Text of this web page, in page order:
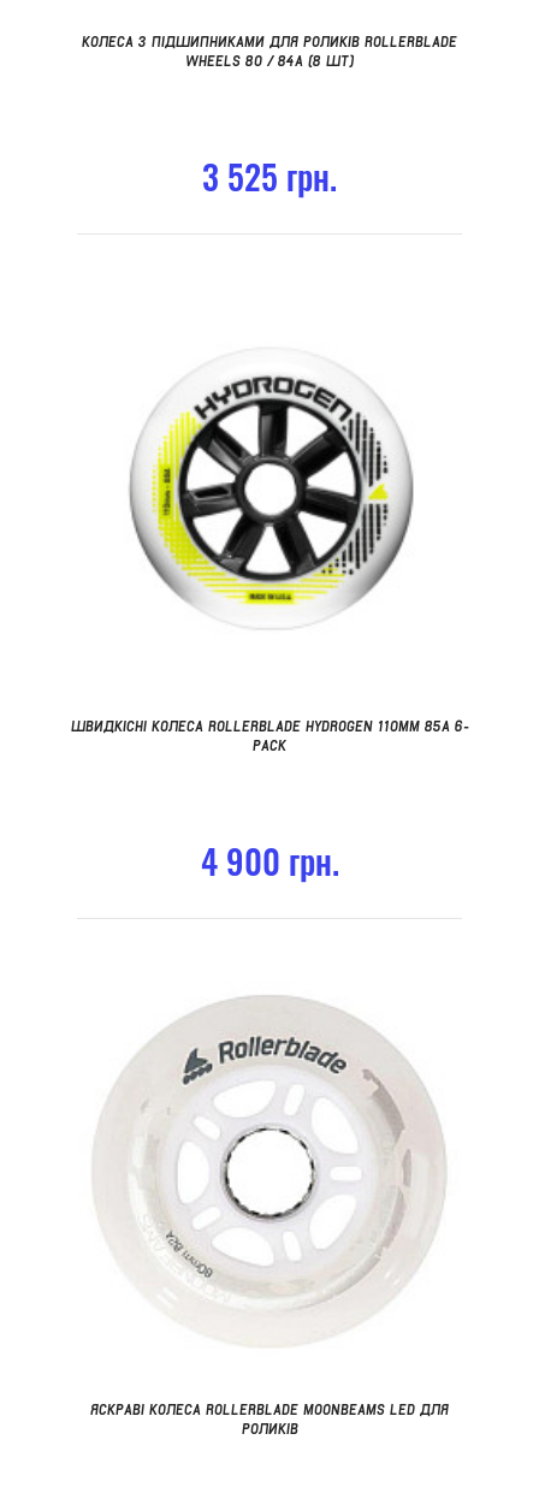
КОЛЕСА З ПІДШИПНИКАМИ ДЛЯ РОЛИКІВ ROLLERBLADE
WHEELS 80 / 84A (8 ШТ)
3 525 грн.
ШВИДКІСНІ КОЛЕСА ROLLERBLADE HYDROGEN 110MM 85А 6-
PACK
4 900 грн.
ЯСКРАВІ КОЛЕСА ROLLERBLADE MOONBEAMS LED ДЛЯ
РОЛИКІВ